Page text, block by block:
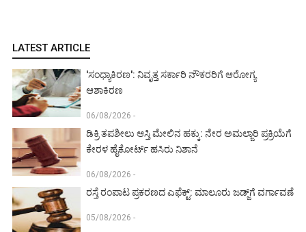
LATEST ARTICLE
'ಸಂಧ್ಯಾಕಿರಣ': ನಿವೃತ್ತ ಸರ್ಕಾರಿ ನೌಕರರಿಗೆ ಆರೋಗ್ಯ
ಆಶಾಕಿರಣ
06/08/2026 -
ಡಿಕ್ರಿ ತಪಶೀಲು ಆಸ್ತಿ ಮೇಲಿನ ಹಕ್ಕು: ನೇರ ಅಮಲ್ಜಾರಿ ಪ್ರಕ್ರಿಯೆಗೆ
ಕೇರಳ ಹೈಕೋರ್ಟ್ ಹಸಿರು ನಿಶಾನೆ
06/08/2026 -
ರಸ್ತೆ ರಂಪಾಟ ಪ್ರಕರಣದ ಎಫೆಕ್ಟ್‌: ಮಾಲೂರು ಜಡ್ಜ್‌ಗೆ ವರ್ಗಾವಣೆ
05/08/2026 -